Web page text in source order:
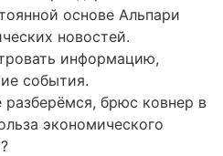
основе Альпари
новостей.
информацию,
события.
разберёмся, брюс ковнер в
экономического